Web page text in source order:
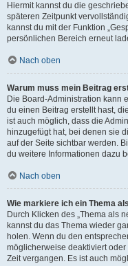
Hiermit kannst du die
späteren Zeitpunkt
kannst du mit der Funktion
persönlichen Bereich erneut
Nach oben
Warum muss mein Beitrag
Die Board-Administration kann
du einen Beitrag erstellt hast,
ist auch möglich, dass die
hinzugefügt hat, bei denen sie
auf der Seite sichtbar werden.
du weitere Informationen dazu
Nach oben
Wie markiere ich ein Thema
Durch Klicken des „Thema als
kannst du das Thema wieder
holen. Wenn du den
möglicherweise deaktiviert
Zeit vergangen. Es ist auch